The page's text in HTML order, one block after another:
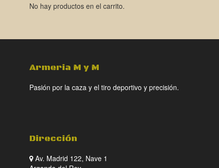
No hay productos en el carrito.
Armeria M y M
Pasión por la caza y el tiro deportivo y precisión.
Dirección
Av. Madrid 122, Nave 1